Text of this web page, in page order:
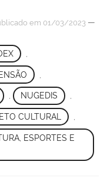
em 01/03/2023 —
, NUGEDIS ,
CULTURAL
ESPORTES E